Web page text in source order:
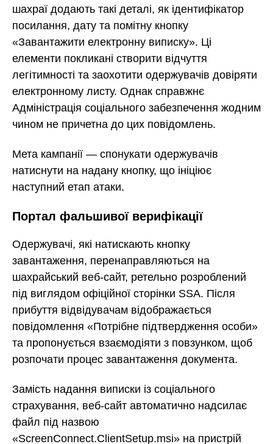
шахраї додають такі деталі, як ідентифікатор
посилання, дату та помітну кнопку
«Завантажити електронну виписку». Ці
елементи покликані створити відчуття
легітимності та заохотити одержувачів довіряти
електронному листу. Однак справжнє
Адміністрація соціального забезпечення жодним
чином не причетна до цих повідомлень.
Мета кампанії — спонукати одержувачів
натиснути на надану кнопку, що ініціює
наступний етап атаки.
Портал фальшивої верифікації
Одержувачі, які натискають кнопку
завантаження, перенаправляються на
шахрайський веб-сайт, ретельно розроблений
під виглядом офіційної сторінки SSA. Після
прибуття відвідувачам відображається
повідомлення «Потрібне підтвердження особи»
та пропонується взаємодіяти з повзунком, щоб
розпочати процес завантаження документа.
Замість надання виписки із соціального
страхування, веб-сайт автоматично надсилає
файл під назвою
«ScreenConnect.ClientSetup.msi» на пристрій